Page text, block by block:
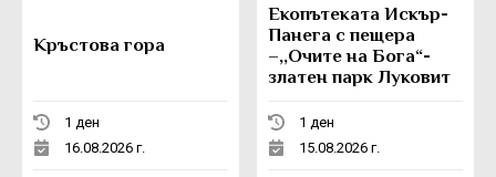
Кръстова гора
1 ден
16.08.2026 г.
Eкопътеката Искър-
Панега с пещера
–,,Очите на Бога“-
златен парк Луковит
1 ден
15.08.2026 г.